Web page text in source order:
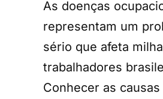
As doenças
representam um
sério que afeta
trabalhadores
Conhecer as causas